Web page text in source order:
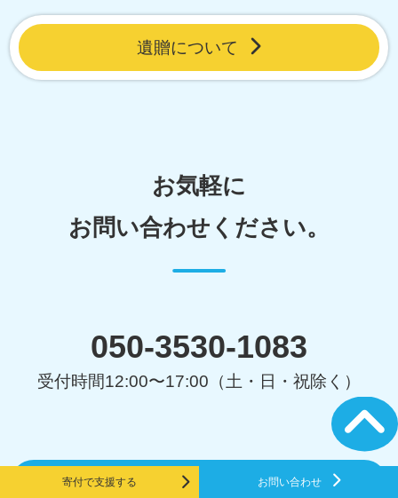
遺贈について
お気軽に
お問い合わせください。
050-3530-1083
受付時間12:00〜17:00（土・日・祝除く）
お問い合わせはこちら
寄付で支援する お問い合わせ